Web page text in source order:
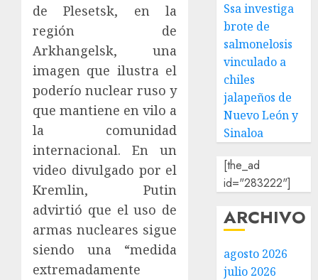
de Plesetsk, en la
región de
Arkhangelsk, una
imagen que ilustra el
poderío nuclear ruso y
que mantiene en vilo a
la comunidad
internacional. En un
video divulgado por el
Kremlin, Putin
advirtió que el uso de
armas nucleares sigue
siendo una “medida
extremadamente
Ssa investiga
brote de
salmonelosis
vinculado a
chiles
jalapeños de
Nuevo León y
Sinaloa
[the_ad
id="283222"]
ARCHIVO
agosto 2026
julio 2026